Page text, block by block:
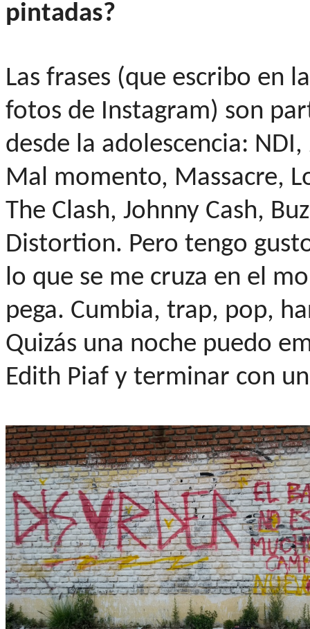
pintadas?
Las frases (que escribo en
fotos de Instagram) son
desde la adolescencia:
Mal momento, Massacre,
The Clash, Johnny Cash,
Distortion. Pero tengo
lo que se me cruza en el
pega. Cumbia, trap, pop,
Quizás una noche puedo
Edith Piaf y terminar con